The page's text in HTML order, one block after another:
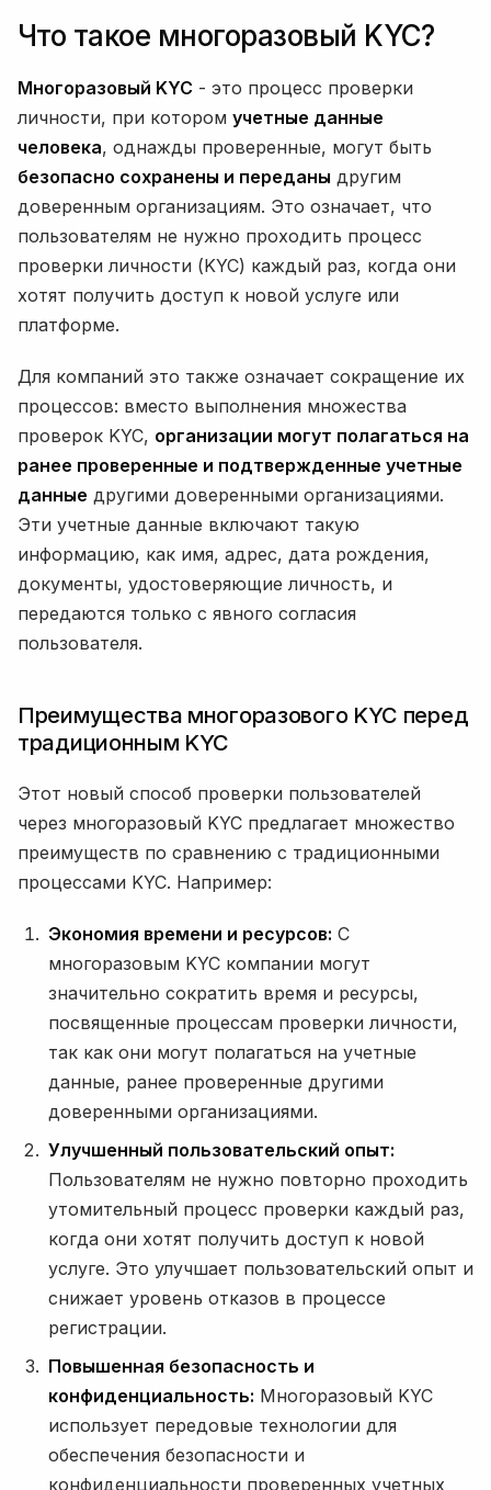
Что такое многоразовый KYC?
Многоразовый KYC - это процесс проверки
личности, при котором учетные данные
человека, однажды проверенные, могут быть
безопасно сохранены и переданы другим
доверенным организациям. Это означает, что
пользователям не нужно проходить процесс
проверки личности (KYC) каждый раз, когда они
хотят получить доступ к новой услуге или
платформе.
Для компаний это также означает сокращение их
процессов: вместо выполнения множества
проверок KYC, организации могут полагаться на
ранее проверенные и подтвержденные учетные
данные другими доверенными организациями.
Эти учетные данные включают такую
информацию, как имя, адрес, дата рождения,
документы, удостоверяющие личность, и
передаются только с явного согласия
пользователя.
Преимущества многоразового KYC перед
традиционным KYC
Этот новый способ проверки пользователей
через многоразовый KYC предлагает множество
преимуществ по сравнению с традиционными
процессами KYC. Например:
Экономия времени и ресурсов: С
многоразовым KYC компании могут
значительно сократить время и ресурсы,
посвященные процессам проверки личности,
так как они могут полагаться на учетные
данные, ранее проверенные другими
доверенными организациями.
Улучшенный пользовательский опыт:
Пользователям не нужно повторно проходить
утомительный процесс проверки каждый раз,
когда они хотят получить доступ к новой
услуге. Это улучшает пользовательский опыт и
снижает уровень отказов в процессе
регистрации.
Повышенная безопасность и
конфиденциальность: Многоразовый KYC
использует передовые технологии для
обеспечения безопасности и
конфиденциальности проверенных учетных